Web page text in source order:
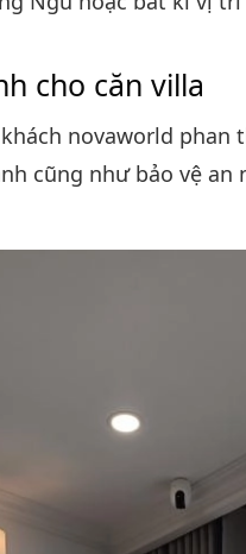
cho căn villa
novaworld
cũng như bảo vệ an